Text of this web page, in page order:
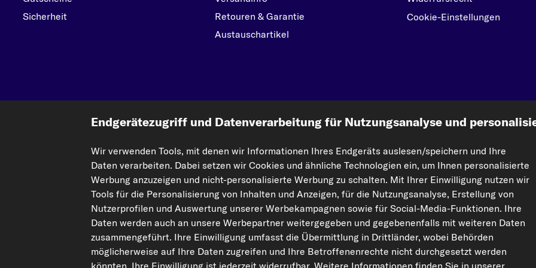
Sicherheit
Retouren & Garantie
Austauschartikel
Cookie-Einstellungen
kfzteile24.de
Die hier dargestellten Daten, insbesondere die gesamte Datenbank, dürfen nicht vervielfältigt werden. Die Vervielfältigung und Verbreitung der Daten und der
Einbeziehung Dritter in solche Aktivitäten ist streng verboten. Jegliche unautorisierte Nutzung von Inhalten stellt eine Verletzung des Urheberrechts dar und
Vertrag widerrufen
© 2026 kfzteile24 GmbH - Alle Rechte vorbehalten.
¹„Gratis Versand“ oder „ohne Versandkosten“ entsprechen dem Wegfall der deutschen Versandkostenpauschale von 6,90 €.
Endgerätezugriff und Datenverarbeitung für Nutzungsanalyse und
Wir verwenden Tools, mit denen wir Informationen Ihres Endgeräts auslesen/speichern und Ihre
Daten verarbeiten. Dabei setzen wir Cookies und ähnliche Technologien ein, um Ihnen personalisierte
Werbung anzuzeigen und nicht-personalisierte Werbung zu schalten. Mit Ihrer Einwilligung nutzen wir
Tools für die Personalisierung von Inhalten und Anzeigen, für die Nutzungsanalyse, Erstellung von
Nutzerprofilen und Auswertung unserer Werbekampagnen sowie für Social-Media-Funktionen. Ihre
Daten werden auch an unsere Werbepartner weitergegeben und gegebenenfalls mit weiteren Daten
zusammengeführt. Ihre Einwilligung umfasst die Übermittlung in Drittländer, wobei Behörden
möglicherweise auf Ihre Daten zugreifen und Ihre Betroffenenrechte nicht durchgesetzt werden
könnten. Ihre Einwilligung ist jederzeit widerrufbar. Weitere Informationen finden Sie in unserer